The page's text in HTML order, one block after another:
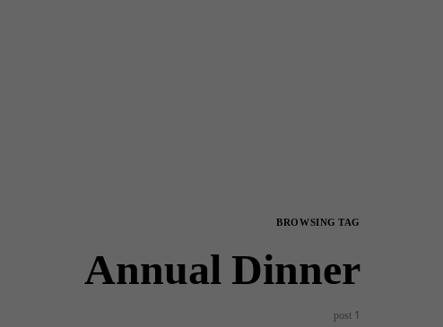
BROWSING TAG
Annual Dinner
1 post